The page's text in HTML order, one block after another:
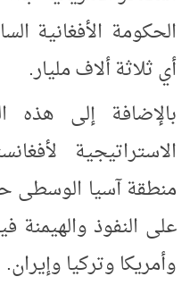
الحكومة الأفغانية
أي ثلاثة ألاف مليار.
بالإضافة إلى هذه
الاستراتيجية
منطقة آسيا الوسطى
على النفوذ والهيمنة
وأمريكا وتركيا وإيران.